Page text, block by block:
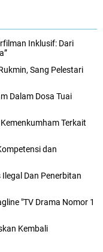
Inklusif: Dari
Sang Pelestari
Dalam Dosa Tuai
Terkait
dan
Dan Penerbitan
"TV Drama Nomor 1
Kembali